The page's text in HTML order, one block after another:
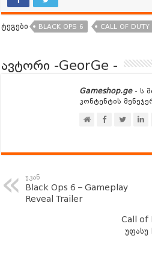
ტეგები BLACK OPS 6 CALL OF DUTY
ავტორი -GeorGe -
Gameshop.ge- ს
კონტენტის
უკან
Black Ops 6 – Gameplay
Reveal Trailer
Call of